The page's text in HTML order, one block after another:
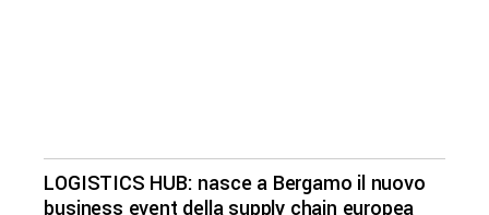
LOGISTICS HUB: nasce a Bergamo il nuovo
business event della supply chain europea